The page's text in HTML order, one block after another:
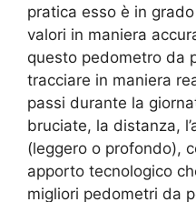
pratica esso è in
valori in maniera
questo pedometro da
tracciare in maniera
passi durante la
bruciate, la distanza,
(leggero o profondo),
apporto tecnologico
migliori pedometri da